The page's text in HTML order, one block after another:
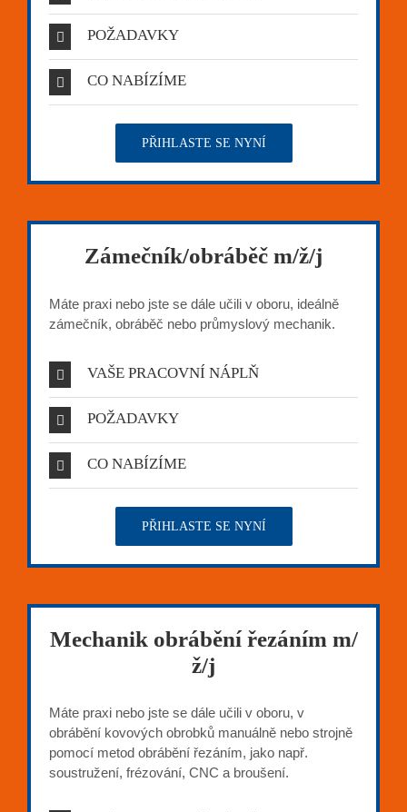
POŽADAVKY
CO NABÍZÍME
PŘIHLASTE SE NYNÍ
Zámečník/obráběč m/ž/j
Máte praxi nebo jste se dále učili v oboru, ideálně
zámečník, obráběč nebo průmyslový mechanik.
VAŠE PRACOVNÍ NÁPLŇ
POŽADAVKY
CO NABÍZÍME
PŘIHLASTE SE NYNÍ
Mechanik obrábění řezáním m/
ž/j
Máte praxi nebo jste se dále učili v oboru, v
obrábění kovových obrobků manuálně nebo strojně
pomocí metod obrábění řezáním, jako např.
soustružení, frézování, CNC a broušení.